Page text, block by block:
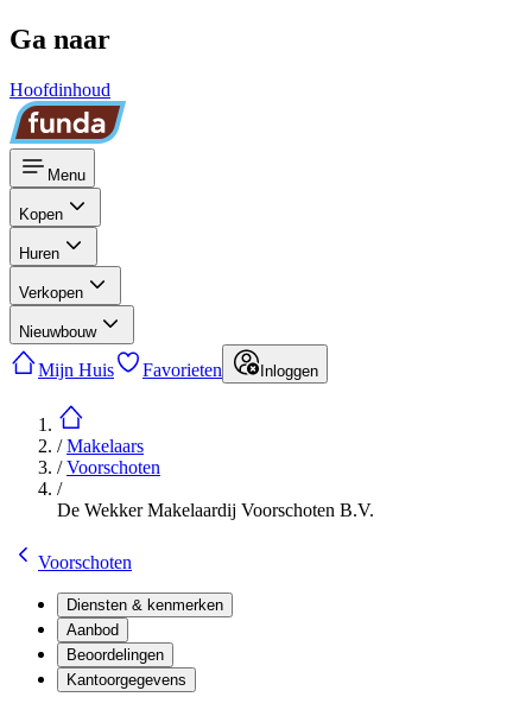
Ga naar
Hoofdinhoud
Menu
Kopen
Huren
Verkopen
Nieuwbouw
Mijn Huis Favorieten Inloggen
/Makelaars
/Voorschoten
/
De Wekker Makelaardij Voorschoten B.V.
Voorschoten
Diensten & kenmerken
Aanbod
Beoordelingen
Kantoorgegevens